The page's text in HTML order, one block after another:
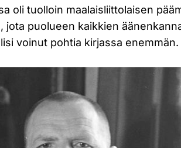
oli tuolloin maalaisliittolaisen
jota puolueen kaikkien
voinut pohtia kirjassa enemmän.